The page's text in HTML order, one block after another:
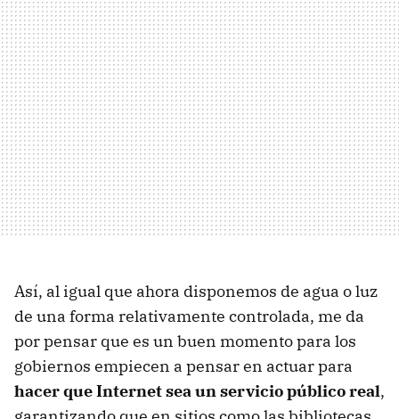
Así, al igual que ahora disponemos de agua o luz
de una forma relativamente controlada, me da
por pensar que es un buen momento para los
gobiernos empiecen a pensar en actuar para
hacer que Internet sea un servicio público real,